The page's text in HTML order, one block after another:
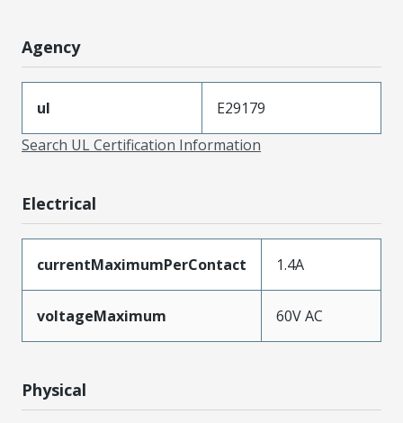
Agency
ul
E29179
Search UL Certification Information
Electrical
currentMaximumPerContact 1.4A
voltageMaximum 60V AC
Physical